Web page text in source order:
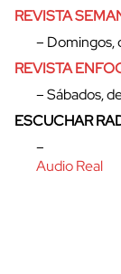
REVISTA
– Domingos,
REVISTA
– Sábados,
ESCUCHAR
–
Audio Real